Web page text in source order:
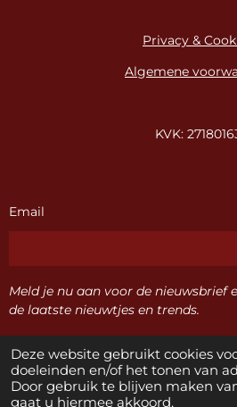
Deze website gebruikt cookies
doeleinden en/of het tonen van
Door gebruik te blijven maken
gaat u hiermee akkoord.
Privacy &
Algemene
KVK:
Email
Meld je nu aan voor de nieuwsbrief
de laatste nieuwtjes en trends.
Verzenden